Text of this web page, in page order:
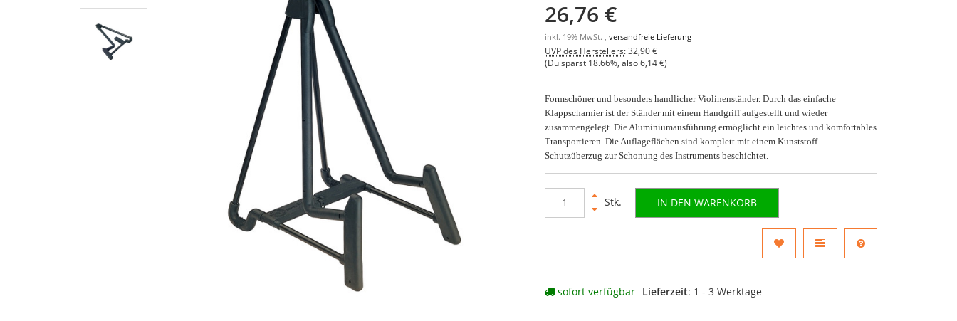
26,76 €
inkl. 19% MwSt. ,versandfreie Lieferung
UVP des Herstellers:32,90 €
(Du sparst 18.66% , also6,14 €)
Formschöner und besonders handlicher Violinenständer. Durch das einfache
Klappscharnier ist der Ständer mit einem Handgriff aufgestellt und wieder
zusammengelegt. Die Aluminiumausführung ermöglicht ein leichtes und komfortables
Transportieren. Die Auflageflächen sind komplett mit einem Kunststoff-
Schutzüberzug zur Schonung des Instruments beschichtet.
Stk. IN DEN WARENKORB
sofort verfügbar Lieferzeit: 1 - 3 Werktage